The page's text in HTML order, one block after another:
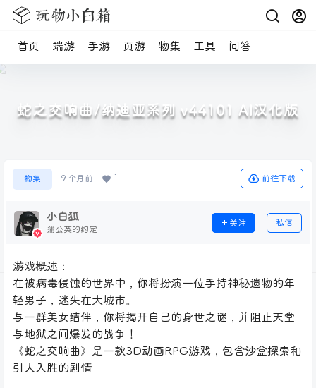
首页 端游 手游 页游 物集 工具 问答
蛇之交响曲/纳迪亚系列 v44101 AI汉化版
物集 9 个月前 1 前往下载
小白狐
蒲公英的约定
关注 私信
游戏概述：
在被病毒侵蚀的世界中，你将扮演一位手持神秘遗物的年
轻男子，迷失在大城市。
与一群美女结伴，你将揭开自己的身世之谜，并阻止天堂
与地狱之间爆发的战争！
《蛇之交响曲》是一款3D动画RPG游戏，包含沙盒探索和
引人入胜的剧情